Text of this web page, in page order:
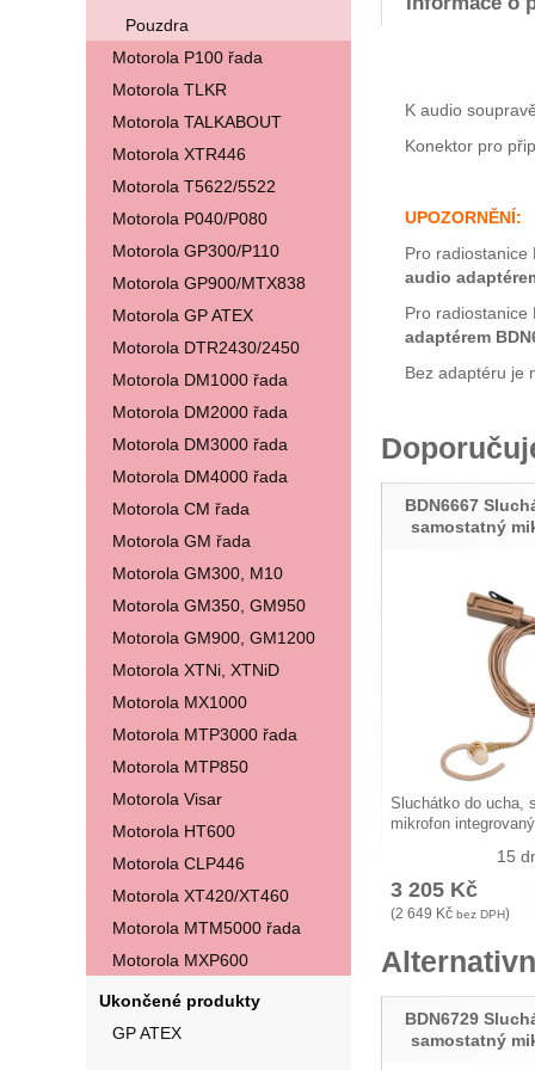
K audio
Konektor pro
UPOZORNĚNÍ:
Pro radiostanice
audio
Pro
adaptérem
Bez adaptéru je
BDN6667
samostatný
Sluchátko do ucha,
mikrofon
15
3 205 Kč
(2 649 Kč bez DPH)
BDN6729
samostatný
Pouzdra
Motorola P100 řada
Motorola TLKR
Motorola TALKABOUT
Motorola XTR446
Motorola T5622/5522
Motorola P040/P080
Motorola GP300/P110
Motorola GP900/MTX838
Motorola GP ATEX
Motorola DTR2430/2450
Motorola DM1000 řada
Motorola DM2000 řada
Motorola DM3000 řada
Motorola DM4000 řada
Motorola CM řada
Motorola GM řada
Motorola GM300, M10
Motorola GM350, GM950
Motorola GM900, GM1200
Motorola XTNi, XTNiD
Motorola MX1000
Motorola MTP3000 řada
Motorola MTP850
Motorola Visar
Motorola HT600
Motorola CLP446
Motorola XT420/XT460
Motorola MTM5000 řada
Motorola MXP600
Ukončené produkty
GP ATEX